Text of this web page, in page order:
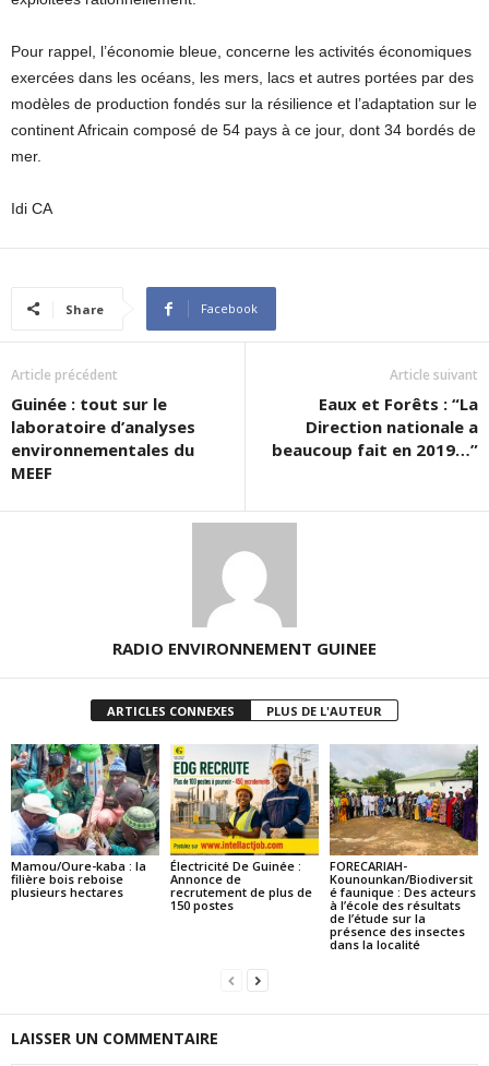
Pour rappel, l’économie bleue, concerne les activités économiques
exercées dans les océans, les mers, lacs et autres portées par des
modèles de production fondés sur la résilience et l’adaptation sur le
continent Africain composé de 54 pays à ce jour, dont 34 bordés de
mer.
Idi CA
Share Facebook
Article précédent
Guinée : tout sur le
laboratoire d’analyses
environnementales du
MEEF
Article suivant
Eaux et Forêts : “La
Direction nationale a
beaucoup fait en 2019…”
RADIO ENVIRONNEMENT GUINEE
ARTICLES CONNEXES PLUS DE L'AUTEUR
Mamou/Oure-kaba : la
filière bois reboise
plusieurs hectares
Électricité De Guinée :
Annonce de
recrutement de plus de
150 postes
FORECARIAH-
Kounounkan/Biodiversit
é faunique : Des acteurs
à l’école des résultats
de l’étude sur la
présence des insectes
dans la localité
LAISSER UN COMMENTAIRE